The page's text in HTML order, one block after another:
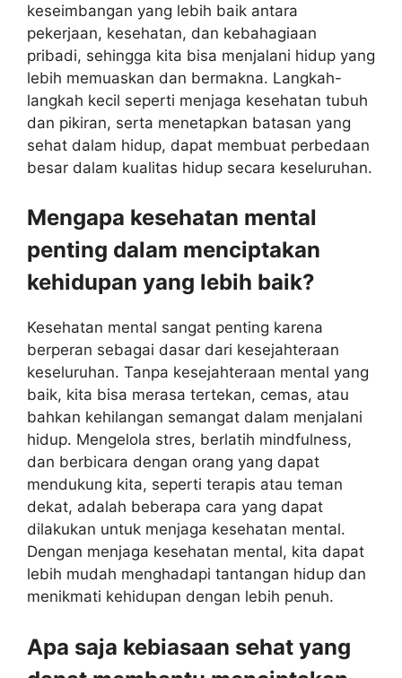
keseimbangan yang lebih baik antara
pekerjaan, kesehatan, dan kebahagiaan
pribadi, sehingga kita bisa menjalani hidup yang
lebih memuaskan dan bermakna. Langkah-
langkah kecil seperti menjaga kesehatan tubuh
dan pikiran, serta menetapkan batasan yang
sehat dalam hidup, dapat membuat perbedaan
besar dalam kualitas hidup secara keseluruhan.
Mengapa kesehatan mental
penting dalam menciptakan
kehidupan yang lebih baik?
Kesehatan mental sangat penting karena
berperan sebagai dasar dari kesejahteraan
keseluruhan. Tanpa kesejahteraan mental yang
baik, kita bisa merasa tertekan, cemas, atau
bahkan kehilangan semangat dalam menjalani
hidup. Mengelola stres, berlatih mindfulness,
dan berbicara dengan orang yang dapat
mendukung kita, seperti terapis atau teman
dekat, adalah beberapa cara yang dapat
dilakukan untuk menjaga kesehatan mental.
Dengan menjaga kesehatan mental, kita dapat
lebih mudah menghadapi tantangan hidup dan
menikmati kehidupan dengan lebih penuh.
Apa saja kebiasaan sehat yang